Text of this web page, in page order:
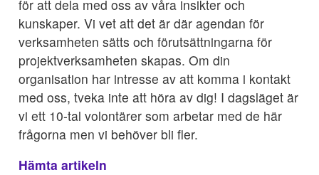
för att dela med oss av våra insikter och
kunskaper. Vi vet att det är där agendan för
verksamheten sätts och förutsättningarna för
projektverksamheten skapas. Om din
organisation har intresse av att komma i kontakt
med oss, tveka inte att höra av dig! I dagsläget är
vi ett 10-tal volontärer som arbetar med de här
frågorna men vi behöver bli fler.
Hämta artikeln